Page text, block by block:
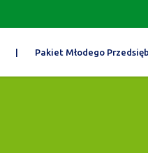
| Pakiet Młodego